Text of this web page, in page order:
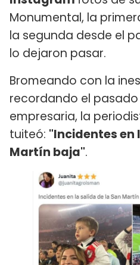
Monumental, la
la segunda desde el
lo dejaron pasar.
Bromeando con la
recordando el
empresaria, la
tuiteó: "Incidentes en
Martín baja".